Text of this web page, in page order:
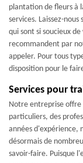
plantation de fleurs à
services. Laissez-
qui sont si soucieux
recommandent par
appeler. Pour tous
disposition pour le
Services pour
Notre entreprise offre
particuliers, des
années d'expérience,
désormais de
savoir-faire. Puisque